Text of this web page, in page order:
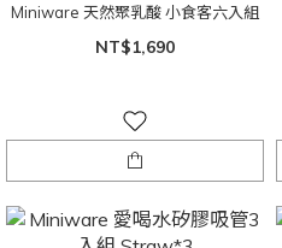
Miniware 天然聚乳酸 小食客六入組
NT$1,690